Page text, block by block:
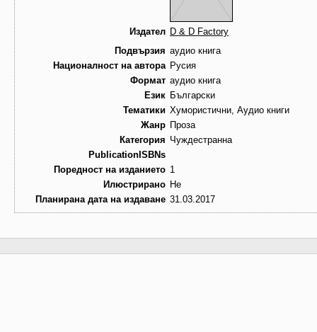
Издател D & D Factory
Подвързия аудио книга
Националност на автора Русия
Формат аудио книга
Език Български
Тематики Хумористични, Аудио книги
Жанр Проза
Категория Чуждестранна
PublicationISBNs
Поредност на изданието 1
Илюстрирано Не
Планирана дата на издаване 31.03.2017